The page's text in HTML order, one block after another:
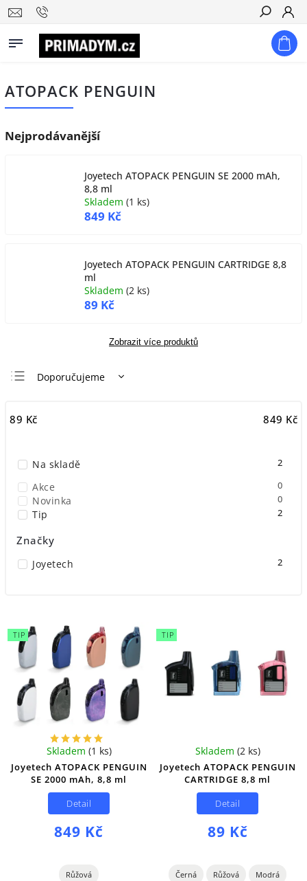
Hledat
ATOPACK PENGUIN
Nejprodávanější
Joyetech ATOPACK PENGUIN SE 2000 mAh,
8,8 ml
Skladem (1 ks)
849 Kč
Joyetech ATOPACK PENGUIN CARTRIDGE 8,8
ml
Skladem (2 ks)
89 Kč
Zobrazit více produktů
Doporučujeme
Abecedně
89 Kč 849 Kč
Na skladě 2
Akce 0
Novinka 0
Tip 2
Značky
Joyetech 2
TIP
Joyetech ATOPACK PENGUIN
SE 2000 mAh, 8,8 ml
Skladem (1 ks)
849 Kč
Detail
Růžová
TIP
Joyetech ATOPACK PENGUIN
CARTRIDGE 8,8 ml
Skladem (2 ks)
89 Kč
Detail
Černá Růžová Modrá